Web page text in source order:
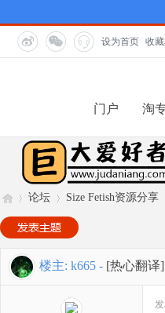
设为首页 收
门户 淘
巨 »
论坛
›
Size Fetish资源分享
›
楼主: k665 - [热心翻译]